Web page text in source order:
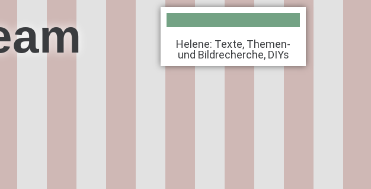
Helene: Texte, Themen-
und Bildrecherche, DIYs